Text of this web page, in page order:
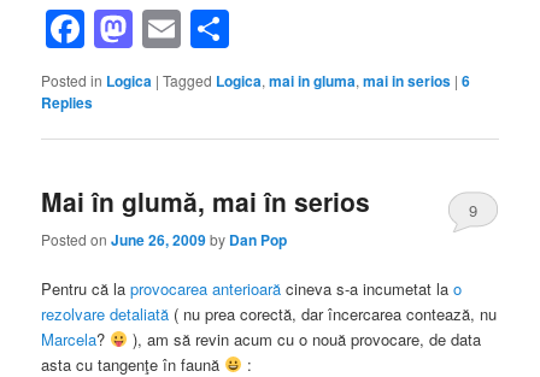
Facebook
Mastodon
Email
Posted in Logica |Tagged Logica,mai in gluma,mai in serios |6
Replies
Mai în glumă, mai în serios
Posted onJune 26, 2009by Dan Pop
9
Pentru că laprovocarea anterioară cineva s-a incumetat lao
rezolvare detaliată ( nu prea corectă, dar încercarea contează, nu
Marcela?
), am să revin acum cu o nouă provocare, de data
asta cu tangenţe în faună
: